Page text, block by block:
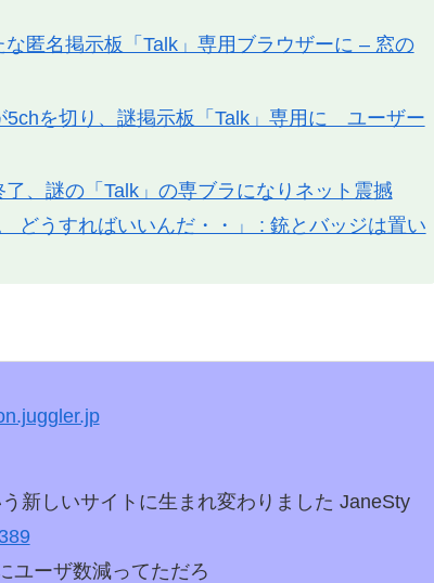
匿名掲示板「Talk」専用ブラウザーに – 窓の
を切り、謎掲示板「Talk」専用に ユーザー
、謎の「Talk」の専ブラになりネット震撼
どうすればいいんだ・・」 : 銃とバッジは置い
新しいサイトに生まれ変わりました JaneSty
389
ユーザ数減ってただろ